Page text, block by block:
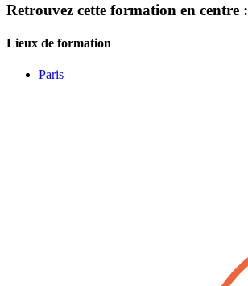
Retrouvez cette formation en centre :
Lieux de formation
Paris